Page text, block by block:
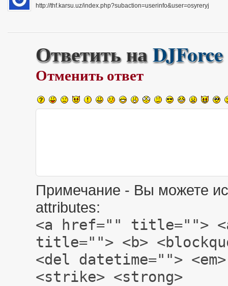
http://thf.karsu.uz/index.php?subaction=userinfo&user=osyreryj
Ответить наDJForce
Отменить ответ
Примечание - Вы можете
attributes:
<a href="" title="">
title=""> <b>
<del datetime="">
<strike> <strong>